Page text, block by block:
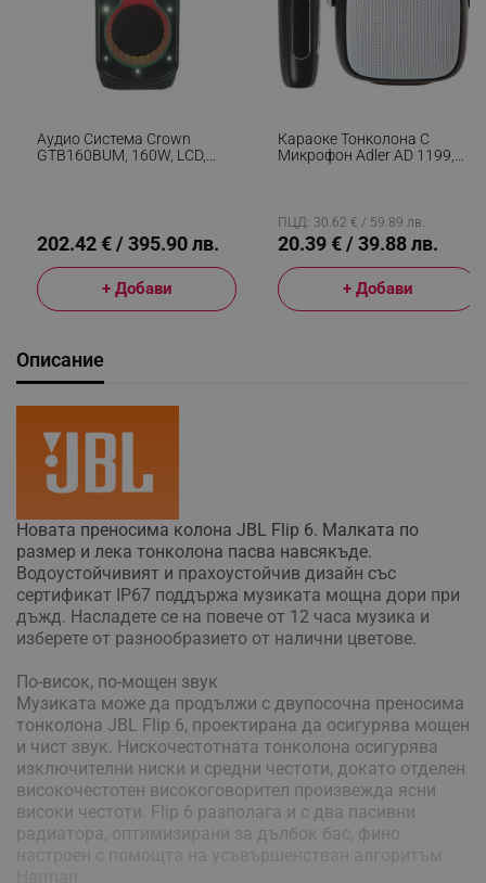
Аудио Система Crown
GTB160BUM, 160W, LCD,
202.42 € / 395.90 лв.
+ Добави
Караоке Тонколона С
Микрофон Adler AD 1199,
ПЦД: 30.62 € / 59.89 лв.
20.39 € / 39.88 лв.
+ Добави
Описание
Новата преносима колона JBL Flip 6. Малката по
размер и лека тонколона пасва навсякъде.
Водоустойчивият и прахоустойчив дизайн със
сертификат IP67 поддържа музиката мощна дори при
дъжд. Насладете се на повече от 12 часа музика и
изберете от разнообразието от налични цветове.
По-висок, по-мощен звук
Музиката може да продължи с двупосочна преносима
тонколона JBL Flip 6, проектирана да осигурява мощен
и чист звук. Нискочестотната тонколона осигурява
изключителни ниски и средни честоти, докато отделен
високочестотен високоговорител произвежда ясни
високи честоти. Flip 6 разполага и с два пасивни
радиатора, оптимизирани за дълбок бас, фино